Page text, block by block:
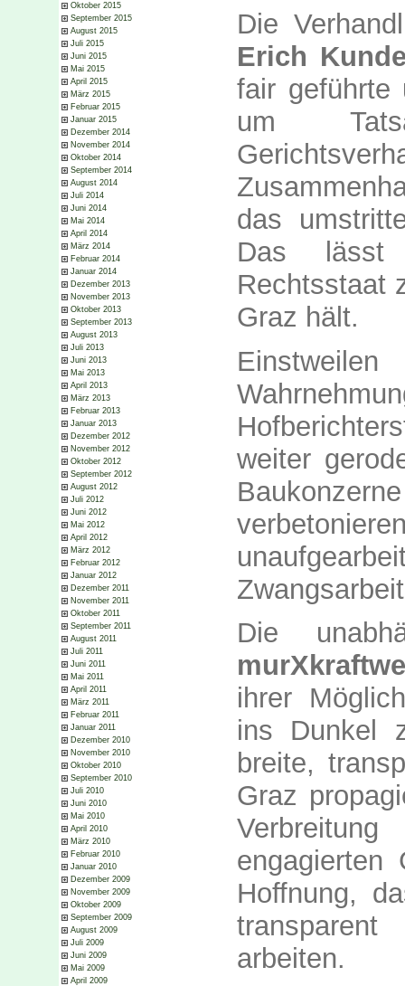
Oktober 2015
September 2015
August 2015
Juli 2015
Juni 2015
Mai 2015
April 2015
März 2015
Februar 2015
Januar 2015
Dezember 2014
November 2014
Oktober 2014
September 2014
August 2014
Juli 2014
Juni 2014
Mai 2014
April 2014
März 2014
Februar 2014
Januar 2014
Dezember 2013
November 2013
Oktober 2013
September 2013
August 2013
Juli 2013
Juni 2013
Mai 2013
April 2013
März 2013
Februar 2013
Januar 2013
Dezember 2012
November 2012
Oktober 2012
September 2012
August 2012
Juli 2012
Juni 2012
Mai 2012
April 2012
März 2012
Februar 2012
Januar 2012
Dezember 2011
November 2011
Oktober 2011
September 2011
August 2011
Juli 2011
Juni 2011
Mai 2011
April 2011
März 2011
Februar 2011
Januar 2011
Dezember 2010
November 2010
Oktober 2010
September 2010
Juli 2010
Juni 2010
Mai 2010
April 2010
März 2010
Februar 2010
Januar 2010
Dezember 2009
November 2009
Oktober 2009
September 2009
August 2009
Juli 2009
Juni 2009
Mai 2009
April 2009
Die
Erich
fair geführte
um
das
Das
Rechtsstaat
Graz hält.
weiter
Die
ihrer
ins Dunkel
breite,
Graz
engagierten
Hoffnung,
transparent
arbeiten.